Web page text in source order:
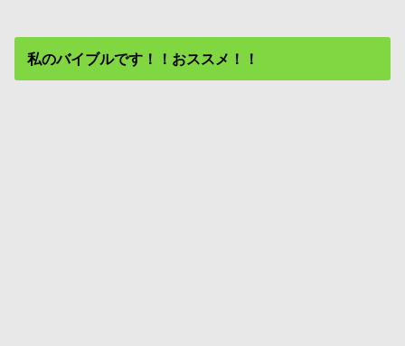
私のバイブルです！！おススメ！！